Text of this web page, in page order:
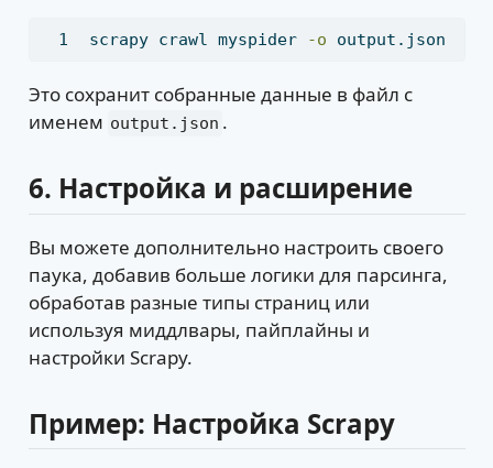
scrapy crawl myspider -o output.json
Это сохранит собранные данные в файл с
именем output.json .
6. Настройка и расширение
Вы можете дополнительно настроить своего
паука, добавив больше логики для парсинга,
обработав разные типы страниц или
используя миддлвары, пайплайны и
настройки Scrapy.
Пример: Настройка Scrapy